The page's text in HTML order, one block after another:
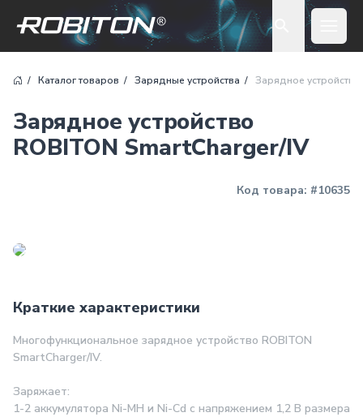
Каталог товаров Зарядные устройства Зарядное
Зарядное устройство
ROBITON SmartCharger/IV
Код товара: #10635
Краткие характеристики
Многофункциональное зарядное устройство ROBITON
SmartCharger/IV.
Заряжает:
1-2 аккумулятора Ni-MH и Ni-Cd с напряжением 1,2 В размера